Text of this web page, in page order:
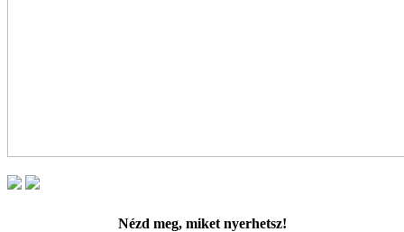
Nézd meg, miket nyerhetsz!